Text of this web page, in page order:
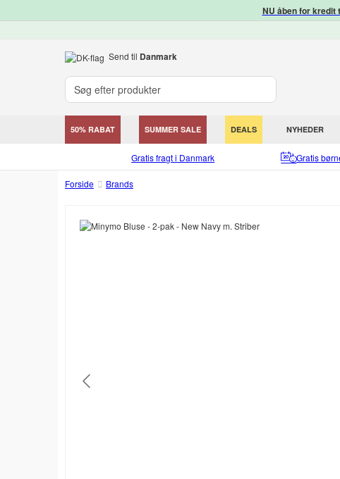
NU åben for kredit
Send til Danmark
50% RABAT SUMMER SALE DEALS NYHEDER
Gratis fragt i Danmark Gratis
Forside Brands